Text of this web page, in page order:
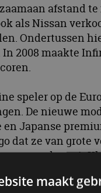
afstand
als Nissan
Ondertussen
2008 maakte
speler op de
De nieuwe
Japanse
dat ze van grote
met de op A-
maakt